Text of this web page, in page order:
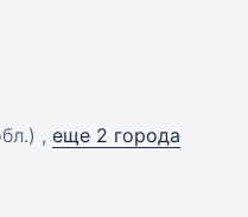
, еще 2 города